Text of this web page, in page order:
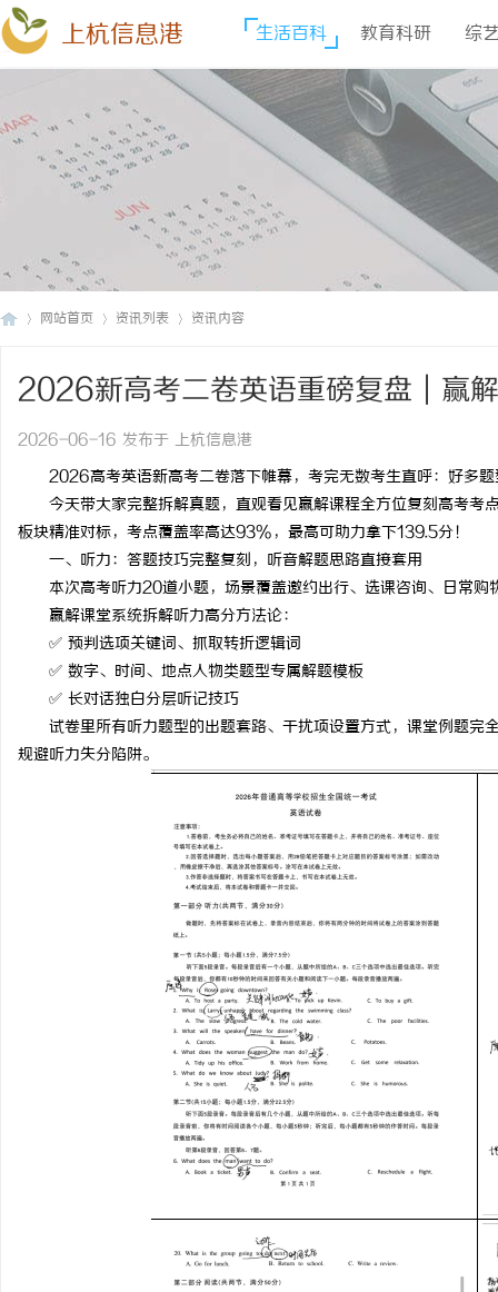
上杭信息港 生活百科 教育科研 综
网站首页 资讯列表 资讯内容
2026新高考二卷英语重磅复盘｜赢
盖，稳拿139.5分！
2026-06-16 发布于 上杭信息港
2026高考英语新高考二卷落下帷幕，考完无数考生直呼：好多
今天带大家完整拆解真题，直观看见赢解课程全方位复刻高考
板块精准对标，考点覆盖率高达93%，最高可助力拿下139.5分！
一、听力：答题技巧完整复刻，听音解题思路直接套用
本次高考听力20道小题，场景覆盖邀约出行、选课咨询、日常
赢解课堂系统拆解听力高分方法论：
✅ 预判选项关键词、抓取转折逻辑词
✅ 数字、时间、地点人物类题型专属解题模板
✅ 长对话独白分层听记技巧
试卷里所有听力题型的出题套路、干扰项设置方式，课堂例题
规避听力失分陷阱。
京考研机构避坑指南，怎么选不踩雷？ 贝净 AC 国际医疗实验
全解析